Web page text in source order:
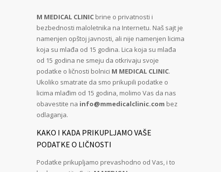
M MEDICAL CLINIC brine o privatnosti i
bezbednosti maloletnika na Internetu. Naš sajt je
namenjen opštoj javnosti, ali nije namenjen licima
koja su mlađa od 15 godina. Lica koja su mlađa
od 15 godina ne smeju da otkrivaju svoje
podatke o ličnosti bolnici M MEDICAL CLINIC.
Ukoliko smatrate da smo prikupili podatke o
licima mlađim od 15 godina, molimo Vas da nas
obavestite na info@mmedicalclinic.com bez
odlaganja.
KAKO I KADA PRIKUPLJAMO VAŠE
PODATKE O LIČNOSTI
Podatke prikupljamo prevashodno od Vas, i to